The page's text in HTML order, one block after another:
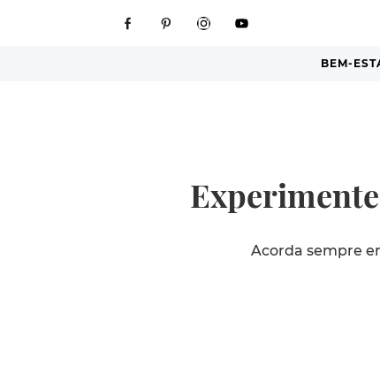
BEM-
Acorda sempre